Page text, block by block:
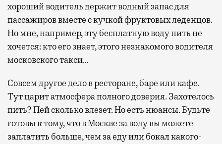
хороший водитель держит водный запас для
пассажиров вместе с кучкой фруктовых леденцов.
Но мне, например, эту бесплатную воду пить не
хочется: кто его знает, этого незнакомого водителя
московского такси…
Совсем другое дело в ресторане, баре или кафе.
Тут царит атмосфера полного доверия. Захотелось
пить? Пей сколько влезет. Но есть нюансы. Будьте
готовы к тому, что в Москве за воду вы можете
заплатить больше, чем за еду или бокал какого-